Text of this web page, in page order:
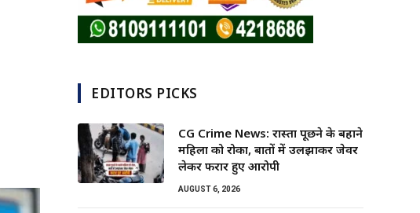
EDITORS PICKS
CG Crime News: रास्ता पूछने के बहाने
महिला को रोका, बातों में उलझाकर जेवर
लेकर फरार हुए आरोपी
AUGUST 6, 2026